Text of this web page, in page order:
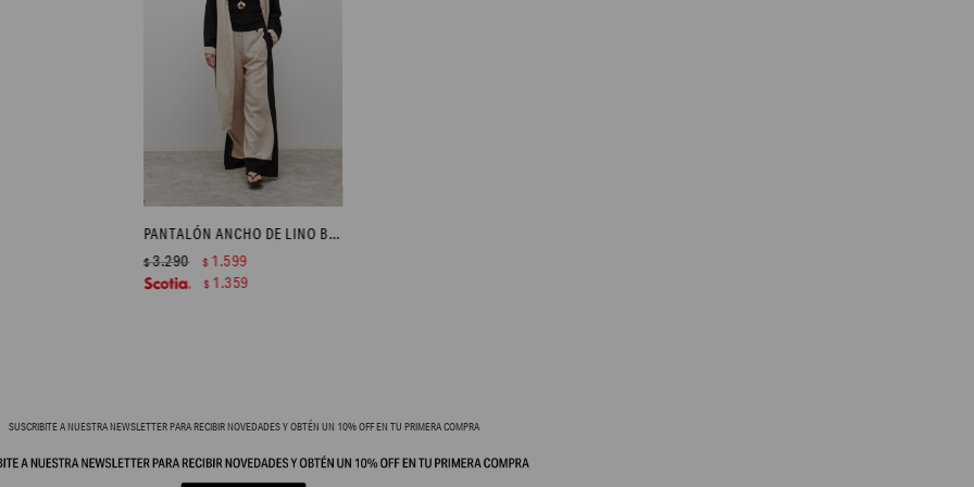
PANTALÓN ANCHO DE LINO BICOLOR CON TAJOS - NEGRO
$3.290 $ 1.599
$ 1.359
SUSCRIBITE A NUESTRA NEWSLETTER PARA RECIBIR NOVEDADES Y OBTÉN UN 10% OFF EN TU PRIMERA COMPRA